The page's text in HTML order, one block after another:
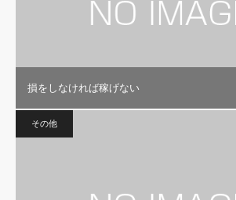
損をしなければ稼げない
その他